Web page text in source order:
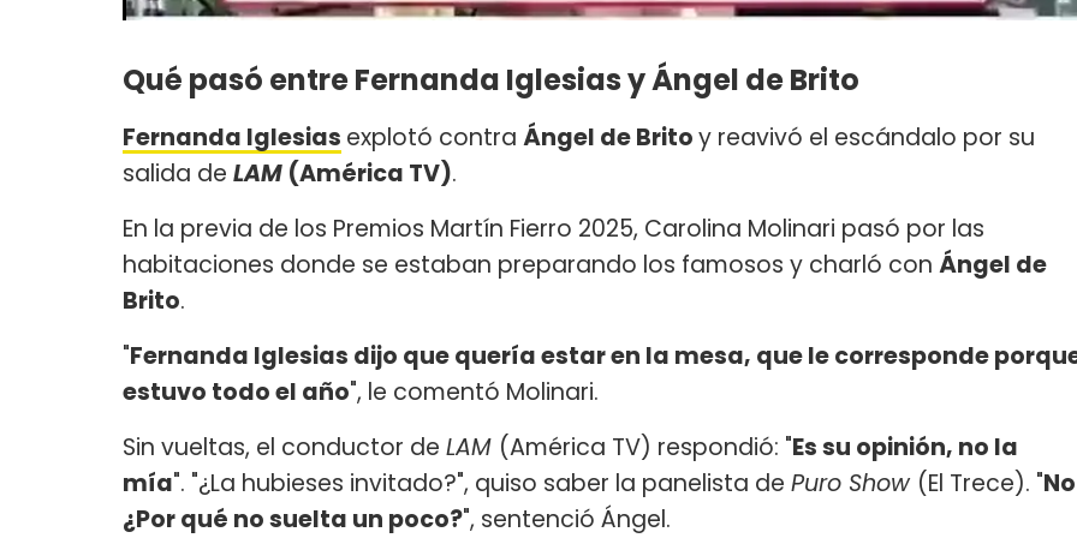
Qué pasó entre Fernanda Iglesias y Ángel de Brito
Fernanda Iglesias explotó contra Ángel de Britoy reavivó el escándalo por su
salida de LAM (América TV).
En la previa de los Premios Martín Fierro 2025, Carolina Molinari pasó por las
habitaciones donde se estaban preparando los famosos y charló con Ángel de
Brito.
"Fernanda Iglesias dijo que quería estar en la mesa, que le corresponde
estuvo todo el año", le comentó Molinari.
Sin vueltas, el conductor de LAM (América TV) respondió: "Es su opinión, no la
mía". "¿La hubieses invitado?", quiso saber la panelista de Puro Show (El Trece). "
¿Por qué no suelta un poco?", sentenció Ángel.